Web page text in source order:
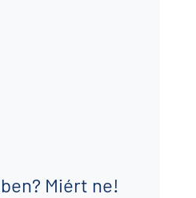
Miért ne!